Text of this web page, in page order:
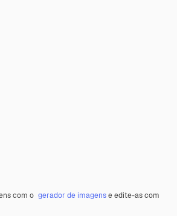
com o gerador de imagense edite-as com